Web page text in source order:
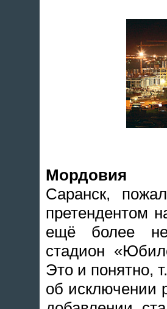
Мордовия
Саранск,
претендентом
ещё более
стадион
Это и понятно,
об исключении